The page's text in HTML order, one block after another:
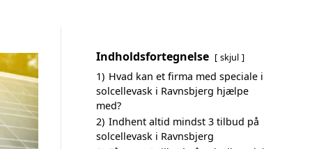
Indholdsfortegnelse skjul
1) Hvad kan et firma med speciale i
solcellevask i Ravnsbjerg hjælpe
med?
2) Indhent altid mindst 3 tilbud på
solcellevask i Ravnsbjerg